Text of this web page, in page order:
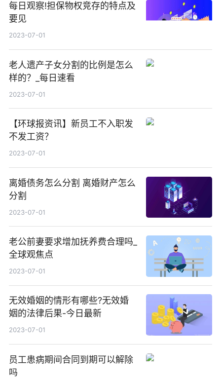
每日观察!担保物权竞存的特点及
要见
2023-07-01
老人遗产子女分割的比例是怎么
样的？_每日速看
2023-07-01
【环球报资讯】新员工不入职发
不发工资？
2023-07-01
离婚债务怎么分割 离婚财产怎么
分割
2023-07-01
老公前妻要求增加抚养费合理吗_
全球观焦点
2023-07-01
无效婚姻的情形有哪些?无效婚
姻的法律后果-今日最新
2023-07-01
员工患病期间合同到期可以解除
吗